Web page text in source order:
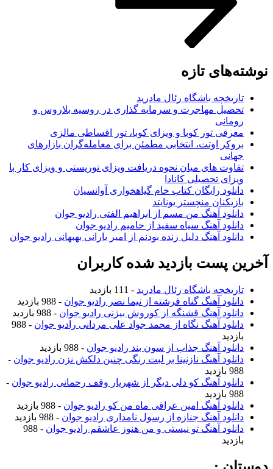
نوشته‌های تازه
تاریخچه باشگاه رئال مادرید
تحصیل مهاجرت و سرمایه گذاری در روسیه بلاروس و
رومانی
معرفی تور کوبا و ویزای کوبا، تور اقساطی مالزی
بروکر اوتت، انتخابی مطمئن برای معامله‌گران بازارهای
جهانی
تفاوت های میان نحوه دریافت ویزای توریستی و ویزای کار با
ویزای تحصیلی کانادا
دانلود رایگان کتاب خام گیاهخواری آوانسیان
بازیکنان منچستر یونایتد
دانلود آهنگ من مسم از ابراهیم الفتی رادیو جوان
دانلود آهنگ سیاه سفید از حامیم رادیو جوان
دانلود آهنگ دلیل زنده بودنم از امیر بارانی بهبهانی رادیو جوان
آخرین پست بازدید شده کاربران
تاریخچه باشگاه رئال مادرید - 111 بازدید
دانلود آهنگ گناه فرشته از نیما نصر رادیو جوان - 988 بازدید
دانلود آهنگ قشنگه از کوروش بیژنی رادیو جوان - 988 بازدید
دانلود آهنگ نگاه از محمد جواد علی مردانی رادیو جوان
- 988
بازدید
دانلود آهنگ جذاب از سون بند رادیو جوان - 988 بازدید
دانلود آهنگ نازنینا بر لبت رنگی چنین دلکش نزن رادیو جوان -
988 بازدید
دانلود آهنگ کو دلی دیگر از شهریار وقف رحمانی رادیو جوان -
988 بازدید
دانلود آهنگ امین عراقی ماه من کو رادیو جوان - 988 بازدید
دانلود آهنگ جنازه از رسول نامداری رادیو جوان - 988 بازدید
دانلود آهنگ تو نیستی و من هنوز عاشقم رادیو جوان
- 988
بازدید